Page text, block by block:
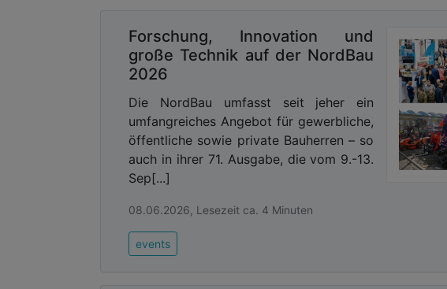
Forschung, Innovation und
große Technik auf der NordBau
2026
Die NordBau umfasst seit jeher ein
umfangreiches Angebot für gewerbliche,
öffentliche sowie private Bauherren – so
auch in ihrer 71. Ausgabe, die vom 9.-13.
Sep[...]
08.06.2026, Lesezeit ca. 4 Minuten
events